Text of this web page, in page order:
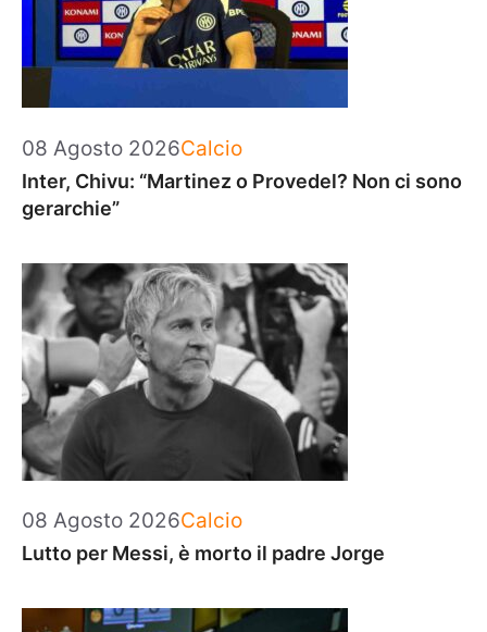
08 Agosto 2026Categorie
Calcio
Inter, Chivu: “Martinez o Provedel? Non ci sono
gerarchie”
08 Agosto 2026Categorie
Calcio
Lutto per Messi, è morto il padre Jorge